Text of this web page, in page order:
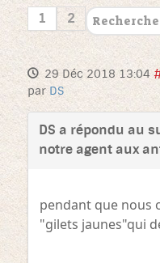
1 2
29 Déc 2018 13:04
par DS
DS a répondu au
notre agent aux
pendant que nous
"gilets jaunes"qui